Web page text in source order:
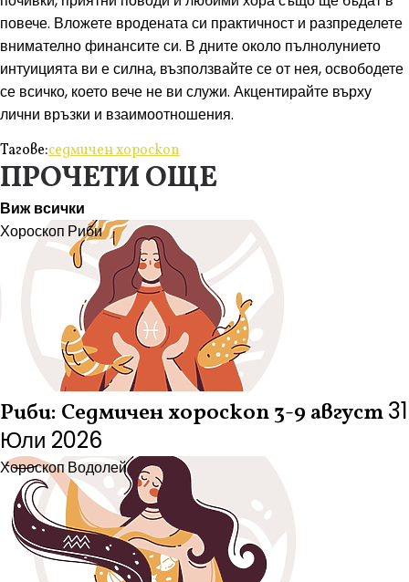
повече. Вложете вродената си практичност и разпределете
внимателно финансите си. В дните около пълнолунието
интуицията ви е силна, възползвайте се от нея, освободете
се всичко, което вече не ви служи. Акцентирайте върху
лични връзки и взаимоотношения.
Тагове:седмичен хороскоп
ПРОЧЕТИ ОЩЕ
Виж всички
Хороскоп Риби
Риби: Седмичен хороскоп 3-9 август31
Юли 2026
ХороскопВодолей